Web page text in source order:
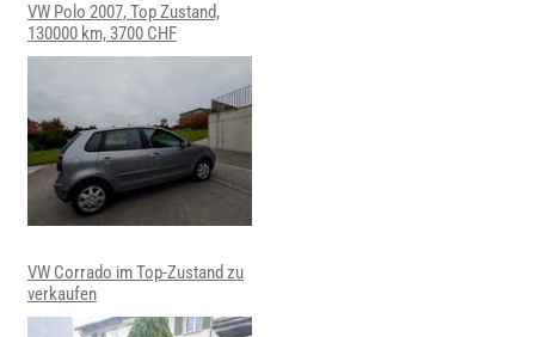
VW Polo 2007, Top Zustand,
130000 km, 3700 CHF
VW Corrado im Top-Zustand zu
verkaufen